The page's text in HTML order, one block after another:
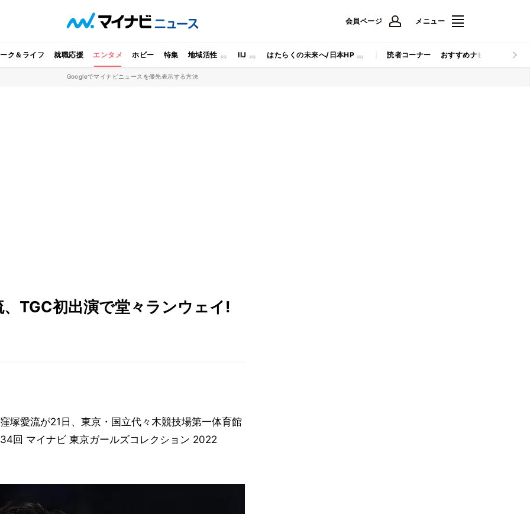
会員ページ メニュー
ク＆ライフ 就職応援 エンタメ ホビー 特集 地域活性 IIJ はたらくの未来へ/日本HP 読者コーナー おすすめナビ マイナビ
Googleでマイナビニュースを優先表示する方法
TGC初出演で堂々ランウェイ!
塚愛流が21日、東京・国立代々木競技場第一体育館
回 マイナビ 東京ガールズコレクション 2022